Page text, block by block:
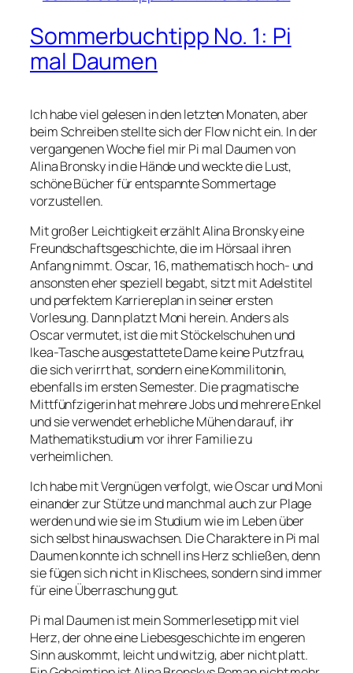
Sommerbuchtipp No. 1: Pi
mal Daumen
Ich habe viel gelesen in den letzten Monaten, aber
beim Schreiben stellte sich der Flow nicht ein. In der
vergangenen Woche fiel mirPi mal Daumenvon
Alina Bronsky in die Hände und weckte die Lust,
schöne Bücher für entspannte Sommertage
vorzustellen.
Mit großer Leichtigkeit erzählt Alina Bronsky eine
Freundschaftsgeschichte, die im Hörsaal ihren
Anfang nimmt. Oscar, 16, mathematisch hoch- und
ansonsten eher speziell begabt, sitzt mit Adelstitel
und perfektem Karriereplan in seiner ersten
Vorlesung. Dann platzt Moni herein. Anders als
Oscar vermutet, ist die mit Stöckelschuhen und
Ikea-Tasche ausgestattete Dame keine Putzfrau,
die sich verirrt hat, sondern eine Kommilitonin,
ebenfalls im ersten Semester. Die pragmatische
Mittfünfzigerin hat mehrere Jobs und mehrere Enkel
und sie verwendet erhebliche Mühen darauf, ihr
Mathematikstudium vor ihrer Familie zu
verheimlichen.
Ich habe mit Vergnügen verfolgt, wie Oscar und Moni
einander zur Stütze und manchmal auch zur Plage
werden und wie sie im Studium wie im Leben über
sich selbst hinauswachsen. Die Charaktere inPi mal
Daumenkonnte ich schnell ins Herz schließen, denn
sie fügen sich nicht in Klischees, sondern sind immer
für eine Überraschung gut.
Pi mal Daumenist mein Sommerlesetipp mit viel
Herz, der ohne eine Liebesgeschichte im engeren
Sinn auskommt, leicht und witzig, aber nicht platt.